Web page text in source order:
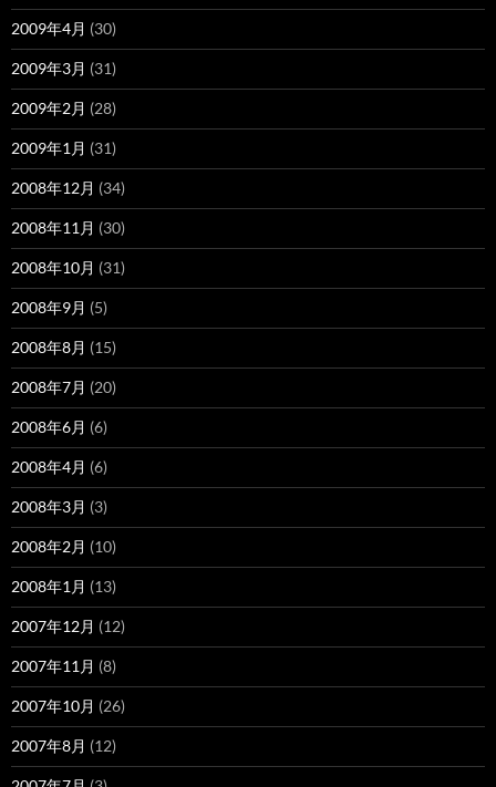
2009年4月 (30)
2009年3月 (31)
2009年2月 (28)
2009年1月 (31)
2008年12月 (34)
2008年11月 (30)
2008年10月 (31)
2008年9月 (5)
2008年8月 (15)
2008年7月 (20)
2008年6月 (6)
2008年4月 (6)
2008年3月 (3)
2008年2月 (10)
2008年1月 (13)
2007年12月 (12)
2007年11月 (8)
2007年10月 (26)
2007年8月 (12)